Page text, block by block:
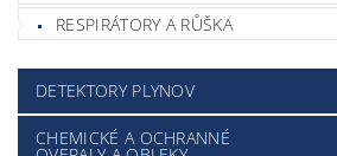
RESPIRÁTORY A RŮŠKA
DETEKTORY PLYNOV
CHEMICKÉ A OCHRANNÉ